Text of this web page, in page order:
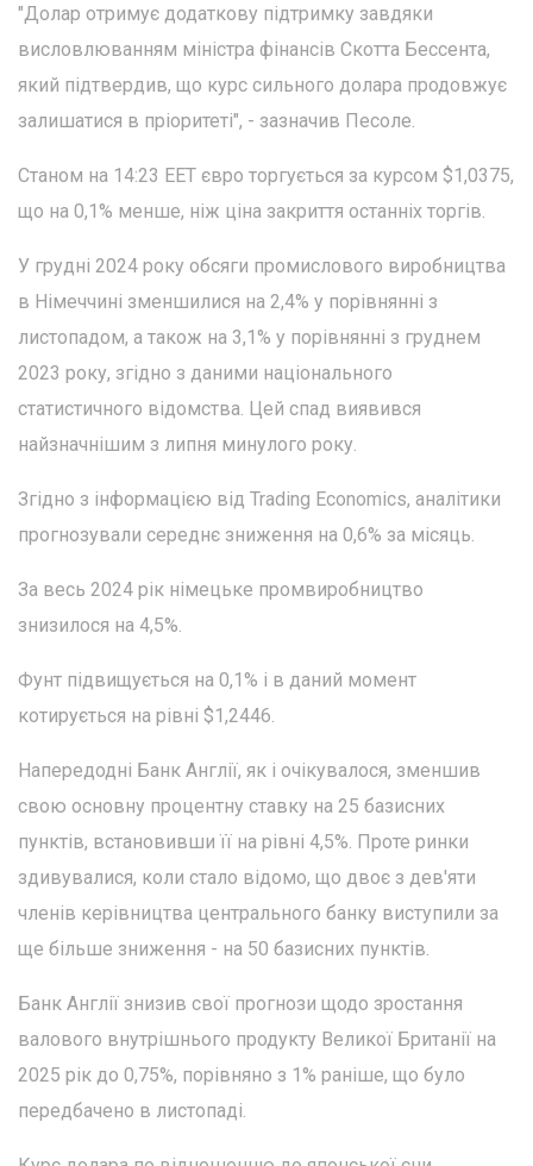
"Долар отримує додаткову підтримку завдяки
висловлюванням міністра фінансів Скотта Бессента,
який підтвердив, що курс сильного долара продовжує
залишатися в пріоритеті", - зазначив Песоле.
Станом на 14:23 EET євро торгується за курсом $1,0375,
що на 0,1% менше, ніж ціна закриття останніх торгів.
У грудні 2024 року обсяги промислового виробництва
в Німеччині зменшилися на 2,4% у порівнянні з
листопадом, а також на 3,1% у порівнянні з груднем
2023 року, згідно з даними національного
статистичного відомства. Цей спад виявився
найзначнішим з липня минулого року.
Згідно з інформацією від Trading Economics, аналітики
прогнозували середнє зниження на 0,6% за місяць.
За весь 2024 рік німецьке промвиробництво
знизилося на 4,5%.
Фунт підвищується на 0,1% і в даний момент
котирується на рівні $1,2446.
Напередодні Банк Англії, як і очікувалося, зменшив
свою основну процентну ставку на 25 базисних
пунктів, встановивши її на рівні 4,5%. Проте ринки
здивувалися, коли стало відомо, що двоє з дев'яти
членів керівництва центрального банку виступили за
ще більше зниження - на 50 базисних пунктів.
Банк Англії знизив свої прогнози щодо зростання
валового внутрішнього продукту Великої Британії на
2025 рік до 0,75%, порівняно з 1% раніше, що було
передбачено в листопаді.